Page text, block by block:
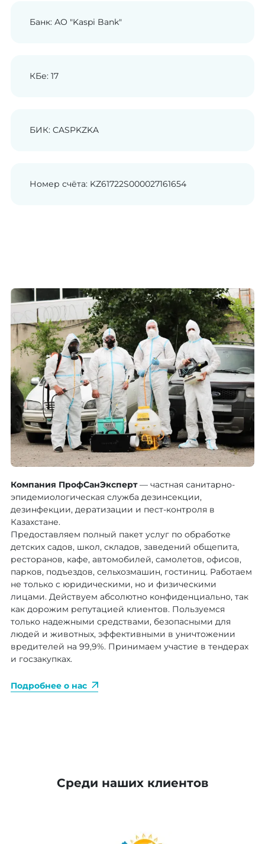
Банк: АО "Kaspi Bank"
КБе: 17
БИК: CASPKZKA
Номер счёта: KZ61722S000027161654
Компания ПрофСанЭксперт— частная санитарно-
эпидемиологическая служба дезинсекции,
дезинфекции, дератизации и пест-контроля в
Казахстане.
Предоставляем полный пакет услуг по обработке
детских садов, школ, складов, заведений общепита,
ресторанов, кафе, автомобилей, самолетов, офисов,
парков, подъездов, сельхозмашин, гостиниц. Работаем
не только с юридическими, но и физическими
лицами. Действуем абсолютно конфиденциально, так
как дорожим репутацией клиентов. Пользуемся
только надежными средствами, безопасными для
людей и животных, эффективными в уничтожении
вредителей на 99,9%. Принимаем участие в тендерах
и госзакупках.
Подробнее о нас
Среди наших клиентов